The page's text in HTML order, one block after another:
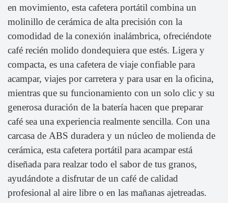
en movimiento, esta cafetera portátil combina un
molinillo de cerámica de alta precisión con la
comodidad de la conexión inalámbrica, ofreciéndote
café recién molido dondequiera que estés. Ligera y
compacta, es una cafetera de viaje confiable para
acampar, viajes por carretera y para usar en la oficina,
mientras que su funcionamiento con un solo clic y su
generosa duración de la batería hacen que preparar
café sea una experiencia realmente sencilla. Con una
carcasa de ABS duradera y un núcleo de molienda de
cerámica, esta cafetera portátil para acampar está
diseñada para realzar todo el sabor de tus granos,
ayudándote a disfrutar de un café de calidad
profesional al aire libre o en las mañanas ajetreadas.